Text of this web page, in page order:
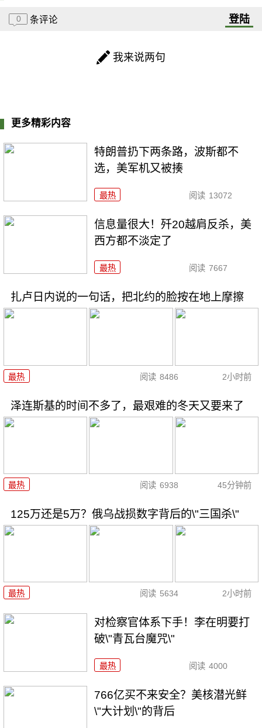
0 条评论 登陆
我来说两句
更多精彩内容
特朗普扔下两条路，波斯都不
选，美军机又被揍
最热 阅读 13072
信息量很大！歼20越肩反杀，美
西方都不淡定了
最热 阅读 7667
扎卢日内说的一句话，把北约的脸按在地上摩擦
最热 阅读 8486 2小时前
泽连斯基的时间不多了，最艰难的冬天又要来了
最热 阅读 6938 45分钟前
125万还是5万？俄乌战损数字背后的\"三国杀\"
最热 阅读 5634 2小时前
对检察官体系下手！李在明要打
破\"青瓦台魔咒\"
最热 阅读 4000
766亿买不来安全？美核潜光鲜
\"大计划\"的背后